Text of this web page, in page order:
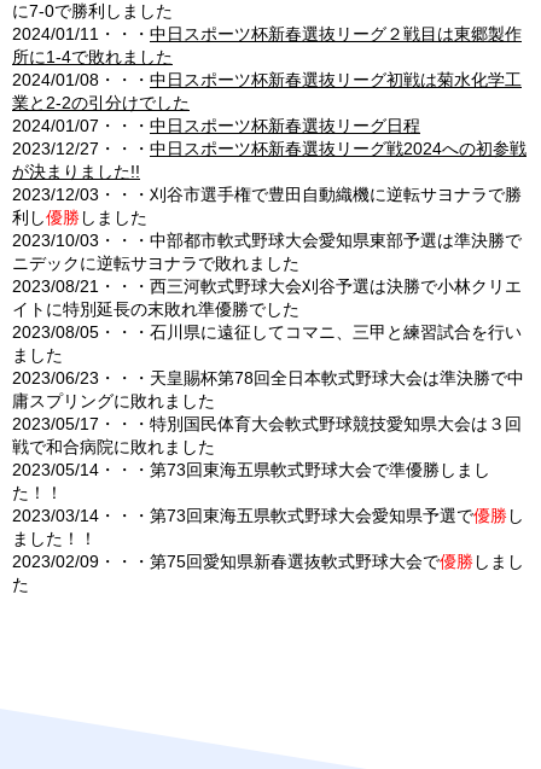
に7-0で勝利しました
2024/01/11・・・ 中日スポーツ杯新春選抜リーグ２戦目は東郷製作
所に1-4で敗れました
2024/01/08・・・ 中日スポーツ杯新春選抜リーグ初戦は菊水化学工
業と2-2の引分けでした
2024/01/07・・・ 中日スポーツ杯新春選抜リーグ日程
2023/12/27・・・ 中日スポーツ杯新春選抜リーグ戦2024への初参戦
が決まりました!!
2023/12/03・・・刈谷市選手権で豊田自動織機に逆転サヨナラで勝
利し優勝しました
2023/10/03・・・中部都市軟式野球大会愛知県東部予選は準決勝で
ニデックに逆転サヨナラで敗れました
2023/08/21・・・西三河軟式野球大会刈谷予選は決勝で小林クリエ
イトに特別延長の末敗れ準優勝でした
2023/08/05・・・石川県に遠征してコマニ、三甲と練習試合を行い
ました
2023/06/23・・・天皇賜杯第78回全日本軟式野球大会は準決勝で中
庸スプリングに敗れました
2023/05/17・・・特別国民体育大会軟式野球競技愛知県大会は３回
戦で和合病院に敗れました
2023/05/14・・・第73回東海五県軟式野球大会で準優勝しまし
た！！
2023/03/14・・・第73回東海五県軟式野球大会愛知県予選で優勝し
ました！！
2023/02/09・・・第75回愛知県新春選抜軟式野球大会で優勝しまし
た